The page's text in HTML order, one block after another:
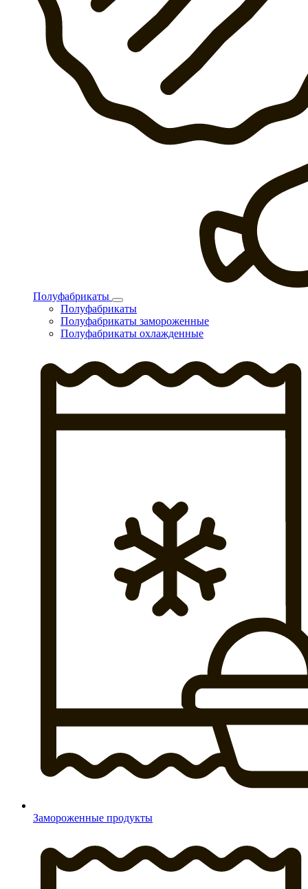
Полуфабрикаты
Полуфабрикаты
Полуфабрикаты замороженные
Полуфабрикаты охлажденные
Замороженные продукты